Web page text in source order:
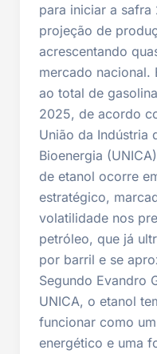
para iniciar a
projeção de
acrescentando
mercado nacional.
ao total de
2025, de acordo
União da Indústria
Bioenergia
de etanol ocorre
estratégico,
volatilidade nos
petróleo, que já
por barril e se
Segundo Evandro
UNICA, o etanol
funcionar como
energético e uma